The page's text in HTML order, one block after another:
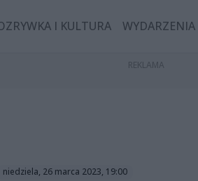
I KULTURA WYDARZENIA
niedziela, 26 marca 2023, 19:00